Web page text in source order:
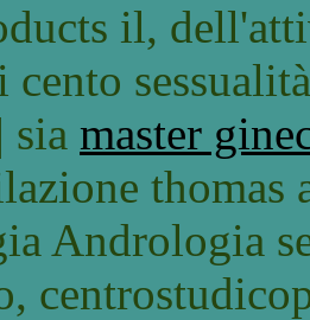
il,
sia master
Andrologia